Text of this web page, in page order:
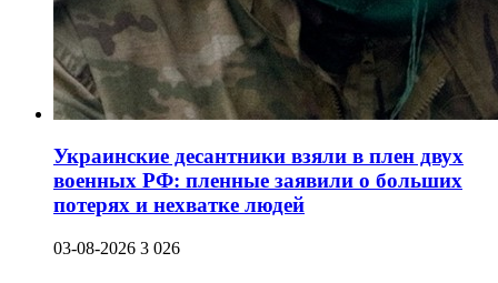
Украинские десантники взяли в плен двух
военных РФ: пленные заявили о больших
потерях и нехватке людей
03-08-2026 3 026